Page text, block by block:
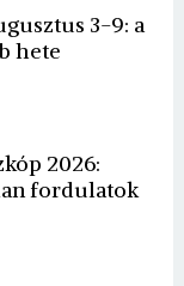
3-9: a
hete
2026:
fordulatok